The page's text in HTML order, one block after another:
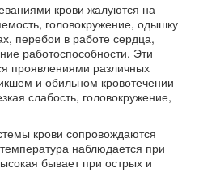
крови жалуются на
головокружение, одышку
перебои в работе сердца,
работоспособности. Эти
проявлениями различных
и обильном кровотечении
слабость, головокружение,
крови сопровождаются
наблюдается при
бывает при острых и